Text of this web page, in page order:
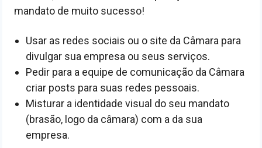
mandato de muito sucesso!
Usar as redes sociais ou o site da Câmara para
divulgar sua empresa ou seus serviços.
Pedir para a equipe de comunicação da Câmara
criar posts para suas redes pessoais.
Misturar a identidade visual do seu mandato
(brasão, logo da câmara) com a da sua
empresa.